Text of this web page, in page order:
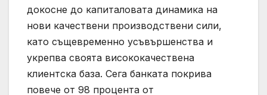
докосне до капиталовата динамика на
нови качествени производствени сили,
като същевременно усъвършенства и
укрепва своята висококачествена
клиентска база. Сега банката покрива
повече от 98 процента от